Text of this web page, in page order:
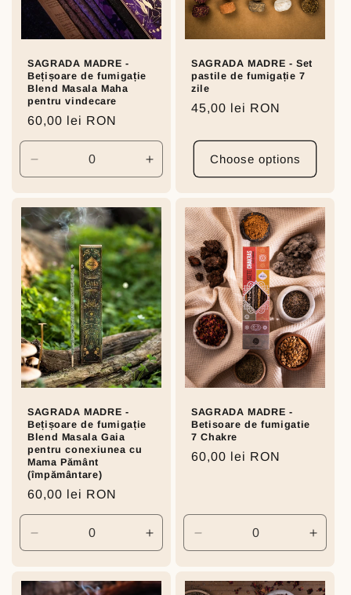
SAGRADA MADRE -
Bețișoare de fumigație
Blend Masala Maha
pentru vindecare
Regular
price
60,00 lei RON
Decrease
quantity
Default
Title
Increase
quantity
Default
Title
SAGRADA MADRE - Set
pastile de fumigație 7
zile
Regular
45,00 lei RON
Choose options
SAGRADA MADRE -
Bețișoare de fumigație
Blend Masala Gaia
pentru conexiunea cu
Mama Pământ
(împământare)
Regular
price
60,00 lei RON
Decrease
quantity
Default
Increase
quantity
Default
SAGRADA MADRE -
Betisoare de fumigatie
7 Chakre
Regular
60,00 lei RON
Decrease
quantity
Default